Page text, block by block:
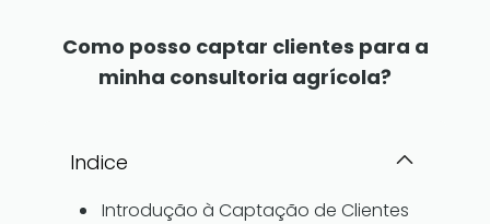
Como posso captar clientes para a
minha consultoria agrícola?
Indice
Introdução à Captação de Clientes